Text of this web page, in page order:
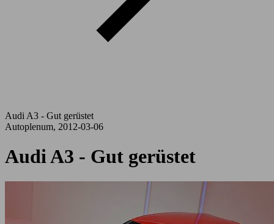
Audi A3 - Gut gerüstet
Autoplenum, 2012-03-06
Audi A3 - Gut gerüstet